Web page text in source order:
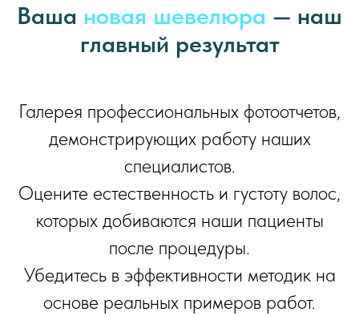
Ваша новая шевелюра — наш
главный результат
Галерея профессиональных фотоотчетов,
демонстрирующих работу наших
специалистов.
Оцените естественность и густоту волос,
которых добиваются наши пациенты
после процедуры.
Убедитесь в эффективности методик на
основе реальных примеров работ.